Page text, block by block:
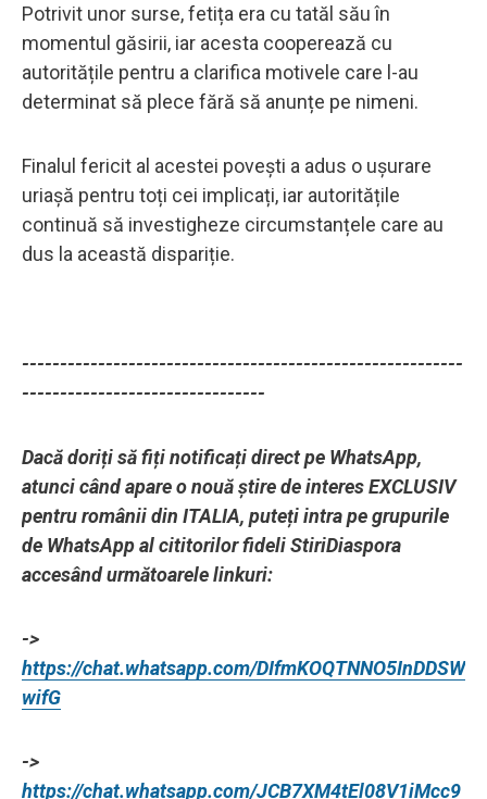
Potrivit unor surse, fetița era cu tatăl său în
momentul găsirii, iar acesta cooperează cu
autoritățile pentru a clarifica motivele care l-au
determinat să plece fără să anunțe pe nimeni.
Finalul fericit al acestei povești a adus o ușurare
uriașă pentru toți cei implicați, iar autoritățile
continuă să investigheze circumstanțele care au
dus la această dispariție.
----------------------------------------------------------
--------------------------------
Dacă doriți să fiți notificați direct pe WhatsApp,
atunci când apare o nouă știre de interes EXCLUSIV
pentru românii din ITALIA, puteți intra pe grupurile
de WhatsApp al cititorilor fideli StiriDiaspora
accesând următoarele linkuri:
->
https://chat.whatsapp.com/DIfmKOQTNNO5InDDSW
wifG
->
https://chat.whatsapp.com/JCB7XM4tEl08V1iMcc9